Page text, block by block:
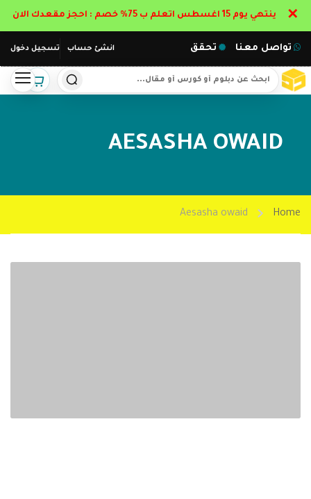
انشئ حساب تسجيل دخول تواصل معنا تحقق
AESASHA OWAID
Home
Aesasha owaid
ينتهي يوم 15 اغسطس اتعلم ب 75% خصم : احجز مقعدك الان ✕